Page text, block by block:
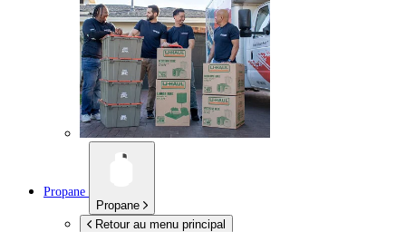
Propane
Propane
Retour au menu principal